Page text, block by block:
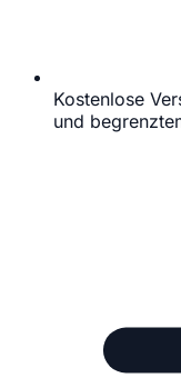
Kostenlose
und